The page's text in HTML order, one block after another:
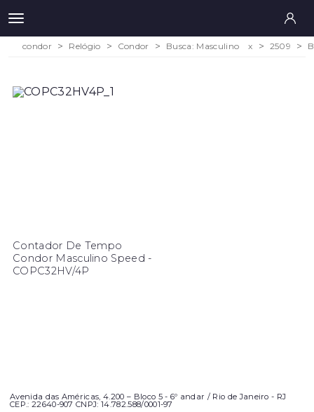
condor Relógio Condor Busca: Masculino x 2509
Contador De Tempo
Condor Masculino Speed -
COPC32HV/4P
Avenida das Américas, 4.200 – Bloco 5 - 6º andar / Rio de Janeiro - RJ
CEP.: 22640-907 CNPJ: 14.782.588/0001-97